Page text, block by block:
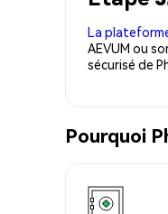
La
AEVUM ou
sécurisé de
Pourquoi